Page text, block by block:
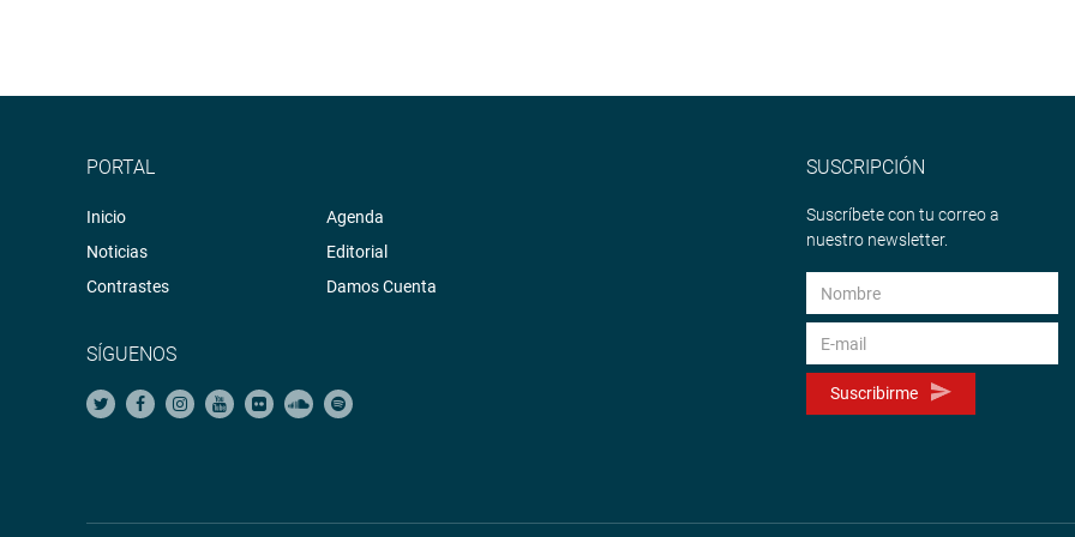
PORTAL
Inicio
Noticias
Contrastes
Agenda
Editorial
Damos Cuenta
SÍGUENOS
SUSCRIPCIÓN
Suscríbete con tu correo a
nuestro newsletter.
Suscribirme